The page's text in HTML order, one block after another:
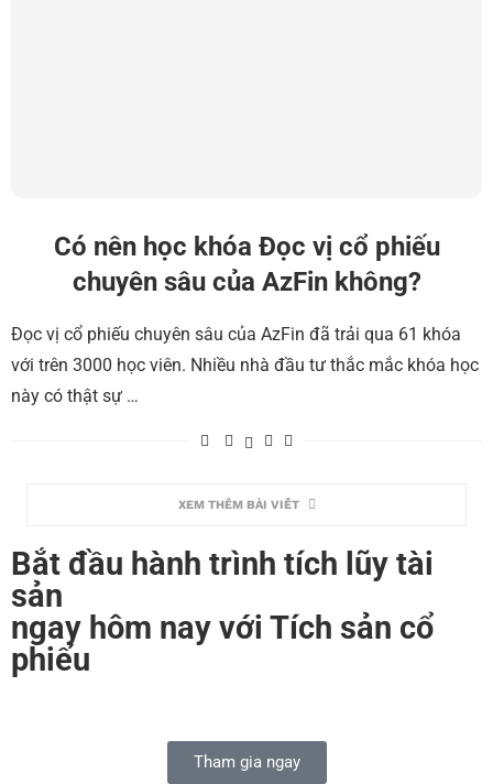
Có nên học khóa Đọc vị cổ phiếu
chuyên sâu của AzFin không?
Đọc vị cổ phiếu chuyên sâu của AzFin đã trải qua 61 khóa
với trên 3000 học viên. Nhiều nhà đầu tư thắc mắc khóa học
này có thật sự …
XEM THÊM BÀI VIẾT
Bắt đầu hành trình tích lũy tài
sản
ngay hôm nay với Tích sản cổ
phiếu
Tham gia ngay